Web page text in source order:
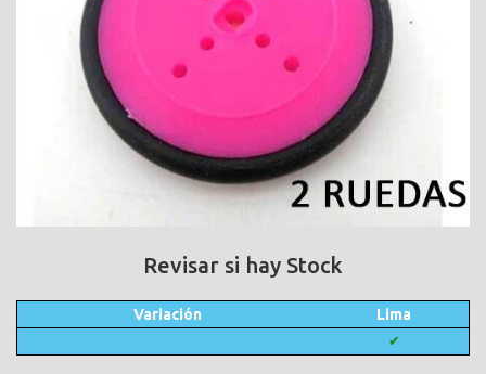
Revisar si hay Stock
Variación Lima
✔